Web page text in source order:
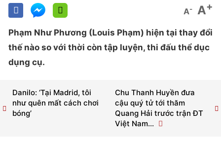
A- A+
Phạm Như Phương (Louis Phạm) hiện tại thay đổi
thế nào so với thời còn tập luyện, thi đấu thể dục
dụng cụ.
Chu Thanh Huyền đưa
cậu quý tử tới thăm
Quang Hải trước trận ĐT
Việt Nam...
Danilo: ‘Tại Madrid, tôi
như quên mất cách chơi
bóng’